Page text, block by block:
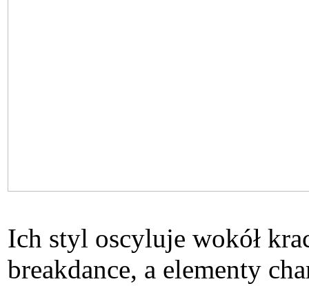
Ich styl oscyluje wokół
breakdance, a elementy